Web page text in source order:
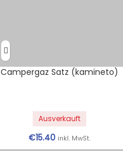
Campergaz Satz (kamineto)
Ausverkauft
€15.40 inkl. MwSt.